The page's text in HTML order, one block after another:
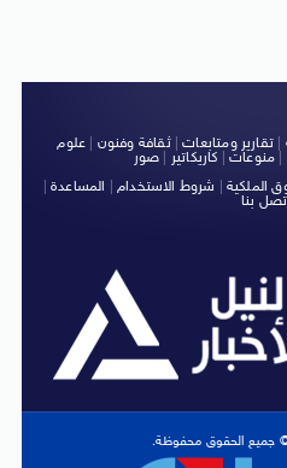
|تقارير ومتابعات|ثقافة وفنون
علوم
منوعات كاريكاتير صور
الملكية شروط الاستخدام| المساعدة|
بنا